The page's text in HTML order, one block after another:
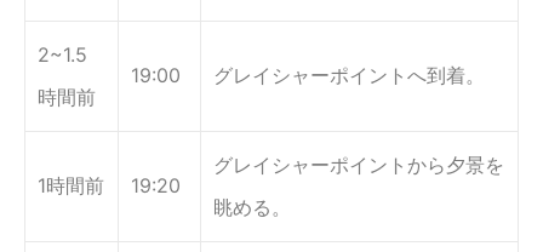
2~1.5
時間前
19:00 グレイシャーポイントへ到着。
1時間前 19:20
グレイシャーポイントから夕景を
眺める。